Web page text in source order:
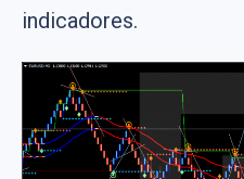
indicadores.